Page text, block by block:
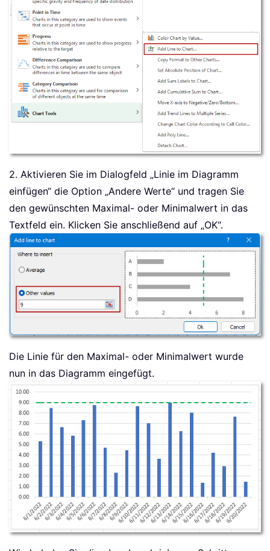
2. Aktivieren Sie im Dialogfeld „Linie im Diagramm
einfügen“ die Option „Andere Werte“ und tragen Sie
den gewünschten Maximal- oder Minimalwert in das
Textfeld ein. Klicken Sie anschließend auf „OK“.
Die Linie für den Maximal- oder Minimalwert wurde
nun in das Diagramm eingefügt.